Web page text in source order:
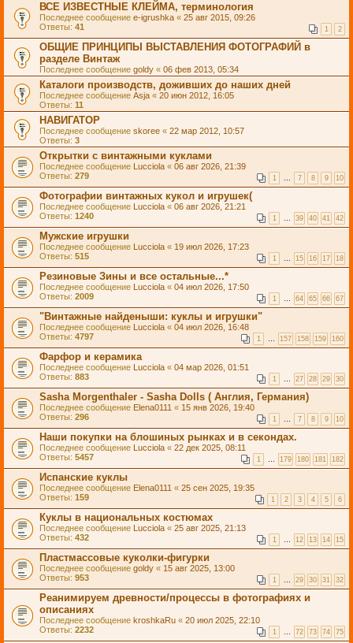
ВСЕ ИЗВЕСТНЫЕ КЛЕЙМА, терминология
Последнее сообщение e-igrushka « 25 авг 2015, 09:26
Ответы: 41 1 2
ОБЩИЕ ПРИНЦИПЫ ВЫСТАВЛЕНИЯ ФОТОГРАФИЙ в
разделе Винтаж
Последнее сообщение goldy « 06 фев 2013, 05:34
Каталоги производств, доживших до наших дней
Последнее сообщение Asja « 20 июн 2012, 16:05
Ответы: 11
НАВИГАТОР
Последнее сообщение skoree « 22 мар 2012, 10:57
Ответы: 3
Открытки с винтажными куклами
Последнее сообщение Lucciola « 06 авг 2026, 21:39
Ответы: 279 1 … 7 8 9 10
Фотографии винтажных кукол и игрушек(
Последнее сообщение Lucciola « 06 авг 2026, 21:21
Ответы: 1240 1 … 39 40 41 42
Мужские игрушки
Последнее сообщение Lucciola « 19 июл 2026, 17:23
Ответы: 515 1 … 15 16 17 18
Резиновые Зины и все остальные...*
Последнее сообщение Lucciola « 04 июл 2026, 17:50
Ответы: 2009 1 … 64 65 66 67
"Винтажные найденыши: куклы и игрушки"
Последнее сообщение Lucciola « 04 июл 2026, 16:48
Ответы: 4797 1 … 157 158 159 160
Фарфор и керамика
Последнее сообщение Lucciola « 04 мар 2026, 01:51
Ответы: 883 1 … 27 28 29 30
Sasha Morgenthaler - Sasha Dolls ( Англия, Германия)
Последнее сообщение Elena0111 « 15 янв 2026, 19:40
Ответы: 296 1 … 7 8 9 10
Наши покупки на блошиных рынках и в секондах.
Последнее сообщение Lucciola « 22 дек 2025, 08:11
Ответы: 5457 1 … 179 180 181 182
Испанские куклы
Последнее сообщение Elena0111 « 25 сен 2025, 19:35
Ответы: 159 1 2 3 4 5 6
Куклы в национальных костюмах
Последнее сообщение Lucciola « 25 авг 2025, 21:13
Ответы: 432 1 … 12 13 14 15
Пластмассовые куколки-фигурки
Последнее сообщение goldy « 15 авг 2025, 13:00
Ответы: 953 1 … 29 30 31 32
Реанимируем древности/процессы в фотографиях и
описаниях
Последнее сообщение kroshkaRu « 20 июл 2025, 22:10
Ответы: 2232 1 … 72 73 74 75